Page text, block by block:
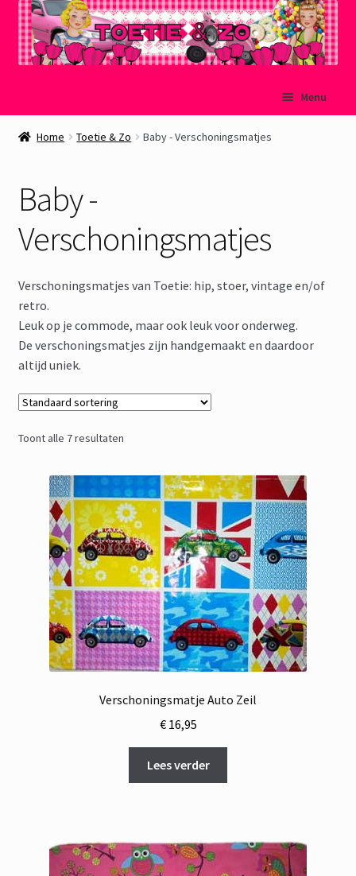
naar
de
Menu
Welkom
Winkelmand
Over Toetie & Zo
Gastenboek
Home Toetie & Zo Baby - Verschoningsmatjes
Baby -
Verschoningsmatjes
Verschoningsmatjes van Toetie: hip, stoer, vintage en/of
retro.
Leuk op je commode, maar ook leuk voor onderweg.
De verschoningsmatjes zijn handgemaakt en daardoor
altijd uniek.
Toont alle 7 resultaten
Verschoningsmatje Auto Zeil
€16,95
Lees verder